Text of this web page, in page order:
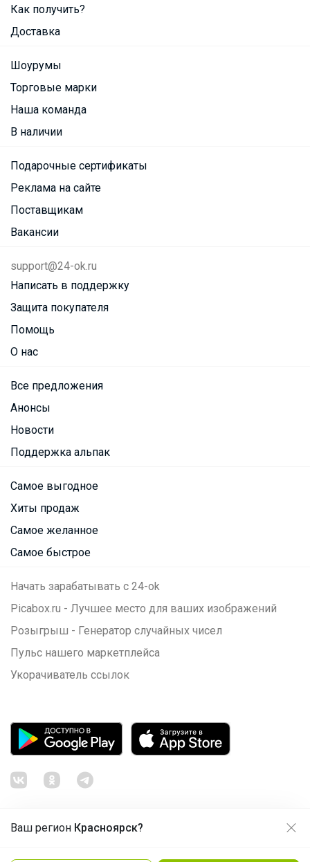
Ваш регион Красноярск?
Как получить?
Доставка
Шоурумы
Торговые марки
Наша команда
В наличии
Подарочные сертификаты
Реклама на сайте
Поставщикам
Вакансии
support@24-ok.ru
Написать в поддержку
Защита покупателя
Помощь
О нас
Все предложения
Анонсы
Новости
Поддержка альпак
Самое выгодное
Хиты продаж
Самое желанное
Самое быстрое
Начать зарабатывать с 24-ok
Picabox.ru - Лучшее место для ваших изображений
Розыгрыш - Генератор случайных чисел
Пульс нашего маркетплейса
Укорачиватель ссылок
Продолжая использовать этот сайт и нажимая кнопку